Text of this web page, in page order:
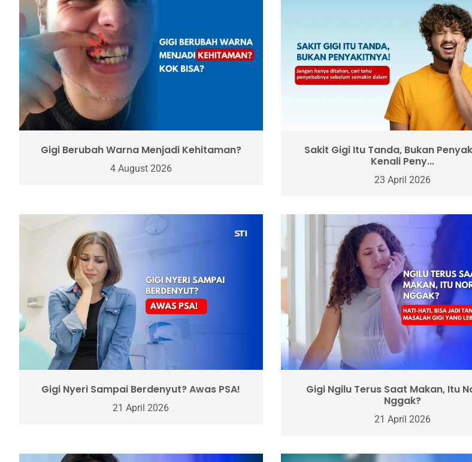
Gigi Berubah Warna Menjadi Kehitaman?
4 August 2026
Sakit Gigi Itu Tanda, Bukan
Kenali Peny...
23 April 2026
Gigi Nyeri Sampai Berdenyut? Awas PSA!
21 April 2026
Gigi Ngilu Terus Saat Makan, Itu
Nggak?
21 April 2026